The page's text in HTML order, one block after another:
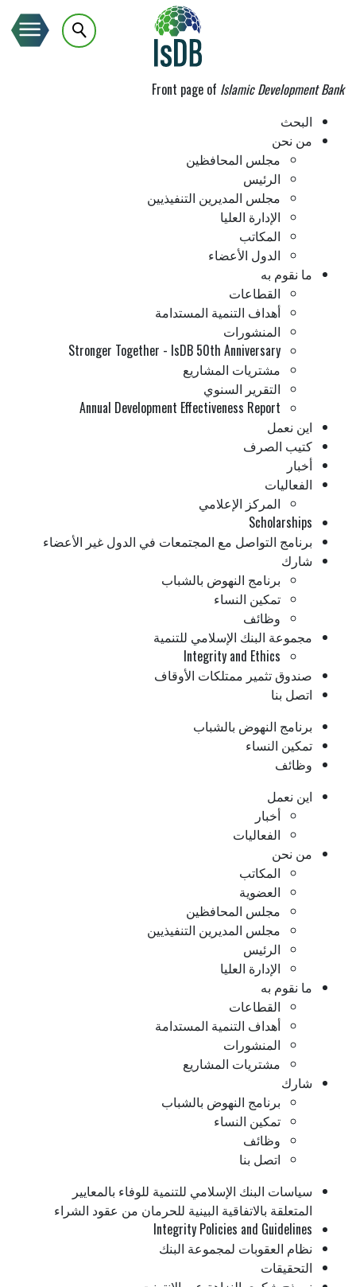
Front page of Islamic Development Bank
البحث
من نحن
مجلس المحافظين
الرئيس
مجلس المديرين التنفيذيين
الإدارة العليا
المكاتب
الدول الأعضاء
ما نقوم به
القطاعات
أهداف التنمية المستدامة
المنشورات
Stronger Together - IsDB 50th Anniversary
مشتريات المشاريع
التقرير السنوي
Annual Development Effectiveness Report
اين نعمل
كتيب الصرف
أخبار
الفعاليات
المركز الإعلامي
Scholarships
برنامج التواصل مع المجتمعات في الدول غير الأعضاء
شارك
برنامج النهوض بالشباب
تمكين النساء
وظائف
مجموعة البنك الإسلامي للتنمية
Integrity and Ethics
صندوق تثمير ممتلكات الأوقاف
اتصل بنا
برنامج النهوض بالشباب
تمكين النساء
وظائف
اين نعمل
أخبار
الفعاليات
من نحن
المكاتب
العضوية
مجلس المحافظين
مجلس المديرين التنفيذيين
الرئيس
الإدارة العليا
ما نقوم به
القطاعات
أهداف التنمية المستدامة
المنشورات
مشتريات المشاريع
شارك
برنامج النهوض بالشباب
تمكين النساء
وظائف
اتصل بنا
سياسات البنك الإسلامي للتنمية للوفاء بالمعايير
المتعلقة بالاتفاقية البينية للحرمان من عقود الشراء
Integrity Policies and Guidelines
نظام العقوبات لمجموعة البنك
التحقيقات